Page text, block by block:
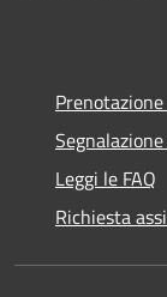
Leggi le FAQ
Richiesta